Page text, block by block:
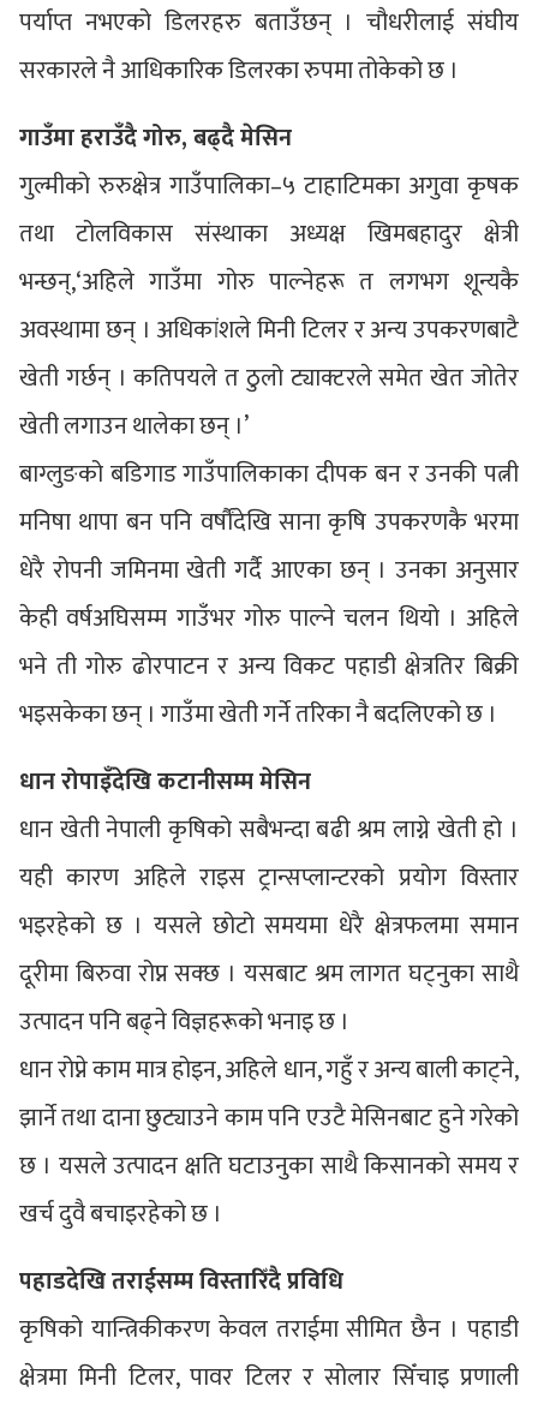
पर्याप्त नभएको डिलरहरु बताउँछन् । चौधरीलाई संघीय
सरकारले नै आधिकारिक डिलरका रुपमा तोकेको छ ।
गाउँमा हराउँदै गोरु, बढ्दै मेसिन
गुल्मीको रुरुक्षेत्र गाउँपालिका–५ टाहाटिमका अगुवा कृषक
तथा टोलविकास संस्थाका अध्यक्ष खिमबहादुर क्षेत्री
भन्छन्,‘अहिले गाउँमा गोरु पाल्नेहरू त लगभग शून्यकै
अवस्थामा छन् । अधिकांशले मिनी टिलर र अन्य उपकरणबाटै
खेती गर्छन् । कतिपयले त ठुलो ट्याक्टरले समेत खेत जोतेर
खेती लगाउन थालेका छन् ।’
बाग्लुङको बडिगाड गाउँपालिकाका दीपक बन र उनकी पत्नी
मनिषा थापा बन पनि वर्षौंदेखि साना कृषि उपकरणकै भरमा
धेरै रोपनी जमिनमा खेती गर्दै आएका छन् । उनका अनुसार
केही वर्षअघिसम्म गाउँभर गोरु पाल्ने चलन थियो । अहिले
भने ती गोरु ढोरपाटन र अन्य विकट पहाडी क्षेत्रतिर बिक्री
भइसकेका छन् । गाउँमा खेती गर्ने तरिका नै बदलिएको छ ।
धान रोपाइँदेखि कटानीसम्म मेसिन
धान खेती नेपाली कृषिको सबैभन्दा बढी श्रम लाग्ने खेती हो ।
यही कारण अहिले राइस ट्रान्सप्लान्टरको प्रयोग विस्तार
भइरहेको छ । यसले छोटो समयमा धेरै क्षेत्रफलमा समान
दूरीमा बिरुवा रोप्न सक्छ । यसबाट श्रम लागत घट्नुका साथै
उत्पादन पनि बढ्ने विज्ञहरूको भनाइ छ ।
धान रोप्ने काम मात्र होइन, अहिले धान, गहुँ र अन्य बाली काट्ने,
झार्ने तथा दाना छुट्याउने काम पनि एउटै मेसिनबाट हुने गरेको
छ । यसले उत्पादन क्षति घटाउनुका साथै किसानको समय र
खर्च दुवै बचाइरहेको छ ।
पहाडदेखि तराईसम्म विस्तारिँदै प्रविधि
कृषिको यान्त्रिकीकरण केवल तराईमा सीमित छैन । पहाडी
क्षेत्रमा मिनी टिलर, पावर टिलर र सोलार सिँचाइ प्रणाली